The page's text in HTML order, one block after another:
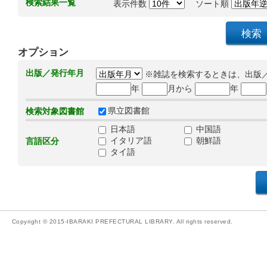
検索結果一覧 表示件数 ソート順
オプション
出版／発行年月
※雑誌を検索するときは、出版
年
月から 年
検索対象図書館 県立図書館
言語区分
日本語
中国語
イタリア語
朝鮮語
タイ語
Copyright © 2015-IBARAKI PREFECTURAL LIBRARY. All rights reserved.